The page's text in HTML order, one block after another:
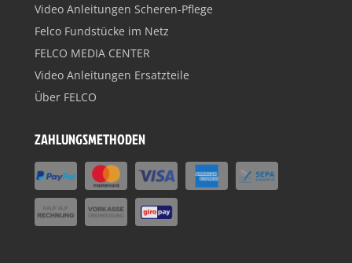
Video Anleitungen Scheren-Pflege
Felco Fundstücke im Netz
FELCO MEDIA CENTER
Video Anleitungen Ersatzteile
Über FELCO
ZAHLUNGSMETHODEN